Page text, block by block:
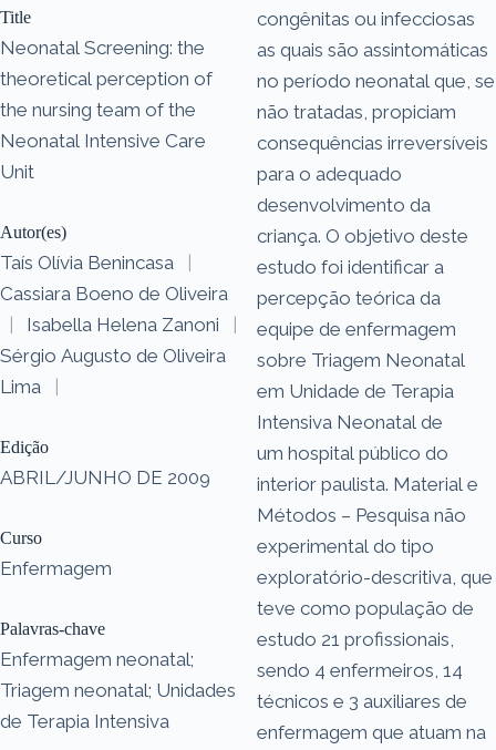
Title
Neonatal Screening: the
theoretical perception of
the nursing team of the
Neonatal Intensive Care
Unit
Autor(es)
Taís Olívia Benincasa
|
Cassiara Boeno de Oliveira
|
Isabella Helena Zanoni
|
Sérgio Augusto de Oliveira
Lima
|
Edição
ABRIL/JUNHO DE 2009
Curso
Enfermagem
Palavras-chave
Enfermagem neonatal;
Triagem neonatal; Unidades
de Terapia Intensiva
congênitas ou infecciosas
as quais são assintomáticas
no período neonatal que, se
não tratadas, propiciam
consequências irreversíveis
para o adequado
desenvolvimento da
criança. O objetivo deste
estudo foi identificar a
percepção teórica da
equipe de enfermagem
sobre Triagem Neonatal
em Unidade de Terapia
Intensiva Neonatal de
um hospital público do
interior paulista. Material e
Métodos – Pesquisa não
experimental do tipo
exploratório-descritiva, que
teve como população de
estudo 21 profissionais,
sendo 4 enfermeiros, 14
técnicos e 3 auxiliares de
enfermagem que atuam na